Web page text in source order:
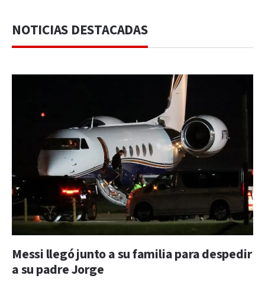
NOTICIAS DESTACADAS
Messi llegó junto a su familia para despedir
a su padre Jorge